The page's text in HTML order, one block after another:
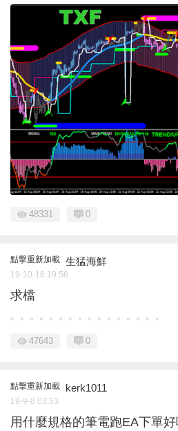
48331 0
點擊重新加載 生猛海鮮
19-10-16 19:56
求檔
。。。。。。。。。。。。。。。。
47643 0
點擊重新加載 kerk1011
19-9-8 03:53
用什麼規格的筆電跑EA下單